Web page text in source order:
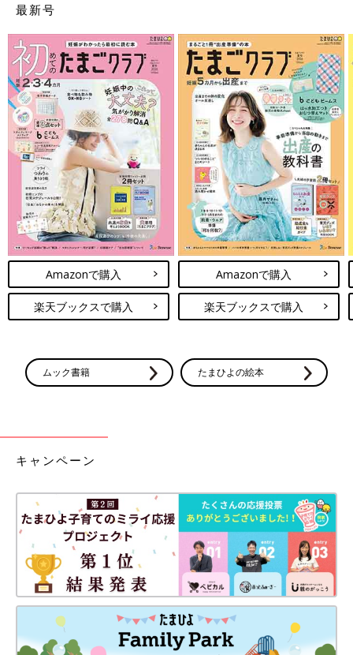
最新号
Amazonで購入
楽天ブックスで購入
Amazonで購入
楽天ブックスで購入
ムック書籍 たまひよの絵本
キャンペーン